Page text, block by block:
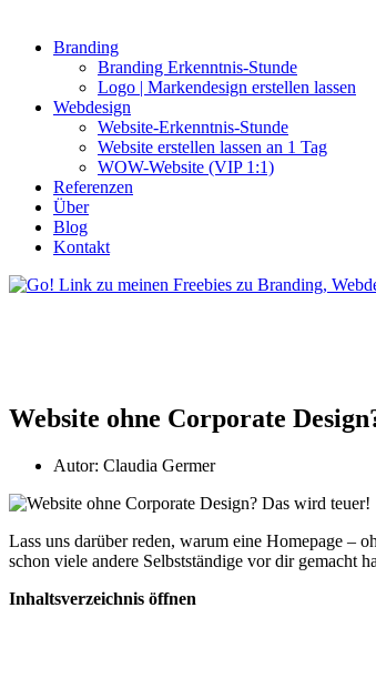
Branding
Branding Erkenntnis-Stunde
Logo | Markendesign erstellen lassen
Webdesign
Website-Erkenntnis-Stunde
Website erstellen lassen an 1 Tag
WOW-Website (VIP 1:1)
Referenzen
Über
Blog
Kontakt
Website ohne Corporate
Autor: Claudia Germer
Lass uns darüber reden, warum eine Homepage –
schon viele andere Selbstständige vor dir gemacht
Inhaltsverzeichnis öffnen